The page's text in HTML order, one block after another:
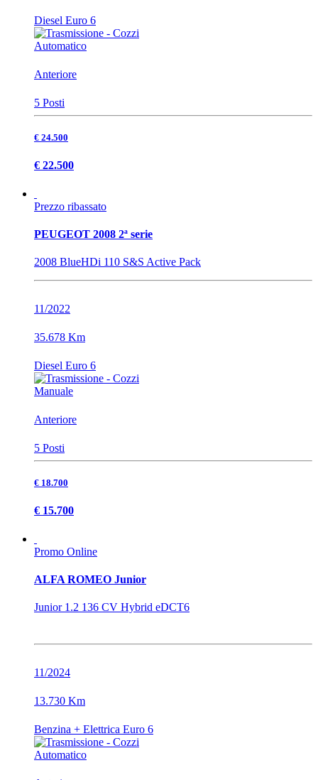
Diesel Euro 6
Automatico
Anteriore
5 Posti
€ 24.500
€ 22.500
Prezzo ribassato
PEUGEOT 2008 2ª serie
2008 BlueHDi 110 S&S Active Pack
11/2022
35.678 Km
Diesel Euro 6
Manuale
Anteriore
5 Posti
€ 18.700
€ 15.700
Promo Online
ALFA ROMEO Junior
Junior 1.2 136 CV Hybrid eDCT6
11/2024
13.730 Km
Benzina + Elettrica Euro 6
Automatico